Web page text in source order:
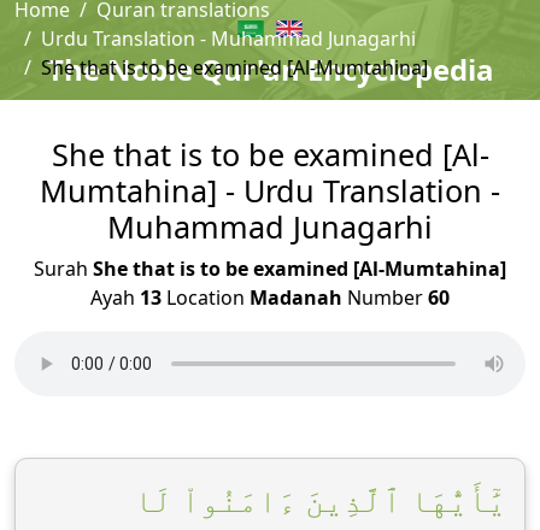
The Noble Qur'an Encyclopedia
Home
Quran translations
Urdu Translation - Muhammad Junagarhi
She that is to be examined [Al-Mumtahina]
She that is to be examined [Al-
Mumtahina] - Urdu Translation -
Muhammad Junagarhi
Surah She that is to be examined [Al-Mumtahina]
Ayah 13 Location Madanah Number60
يَٰٓأَيُّهَا ٱلَّذِينَ ءَامَنُواْ لَا